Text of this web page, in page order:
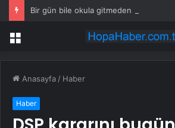
Menü
Anasayfa / Haber
Haber